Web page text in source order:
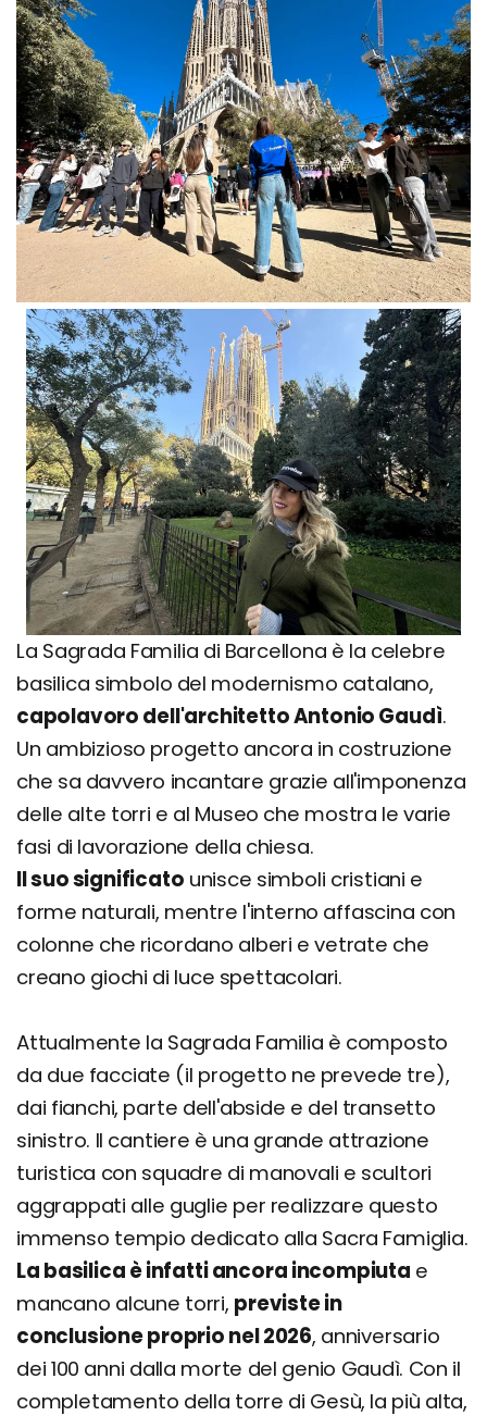
La Sagrada Familia di Barcellona è la celebre
basilica simbolo del modernismo catalano,
capolavoro dell'architetto Antonio Gaudì.
Un ambizioso progetto ancora in costruzione
che sa davvero incantare grazie all'imponenza
delle alte torri e al Museo che mostra le varie
fasi di lavorazione della chiesa.
Il suo significato unisce simboli cristiani e
forme naturali, mentre l'interno affascina con
colonne che ricordano alberi e vetrate che
creano giochi di luce spettacolari.
Attualmente la Sagrada Familia è composto
da due facciate (il progetto ne prevede tre),
dai fianchi, parte dell'abside e del transetto
sinistro. Il cantiere è una grande attrazione
turistica con squadre di manovali e scultori
aggrappati alle guglie per realizzare questo
immenso tempio dedicato alla Sacra Famiglia.
La basilica è infatti ancora incompiuta e
mancano alcune torri, previste in
conclusione proprio nel 2026, anniversario
dei 100 anni dalla morte del genio Gaudì. Con il
completamento della torre di Gesù, la più alta,